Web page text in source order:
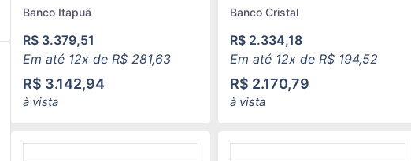
Banco Itapuã
R$3.379,51
Em até 12x de R$281,63
R$ 3.142,94
à vista
Banco Cristal
R$2.334,18
Em até 12x de R$194,52
R$ 2.170,79
à vista